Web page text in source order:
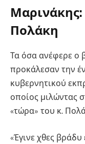
Πολάκη
Τα όσα ανέφερε ο
προκάλεσαν την
κυβερνητικού
οποίος μιλώντας
«τώρα» του κ.
«Έγινε χθες